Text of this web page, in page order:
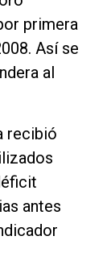
primera
Así se
al
recibió
antes